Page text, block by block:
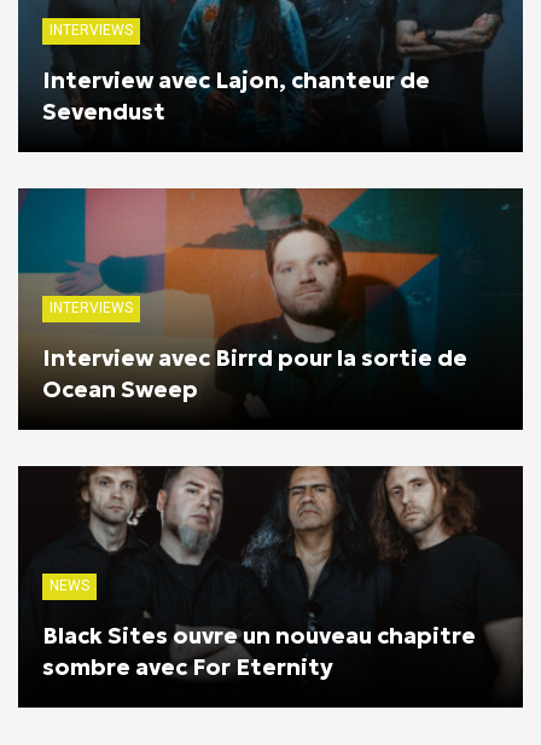
INTERVIEWS
Interview avec Lajon, chanteur de
Sevendust
INTERVIEWS
Interview avec Birrd pour la sortie de
Ocean Sweep
NEWS
Black Sites ouvre un nouveau chapitre
sombre avec For Eternity